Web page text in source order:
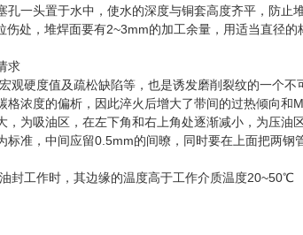
一头置于水中，使水的深度与铜套高度齐平，防止
处，堆焊面要有2~3mm的加工余量，用适当直径的
求
观硬度值及疏松缺陷等，也是诱发磨削裂纹的一个不
浓度的偏析，因此淬火后增大了带间的过热倾向和
为吸油区，在左下角和右上角处逐渐减小，为压油
准，中间应留0.5mm的间暸，同时要在上面把两钢
封工作时，其边缘的温度高于工作介质温度20~50℃